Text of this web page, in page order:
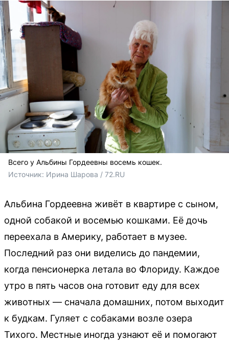
Всего у Альбины Гордеевны восемь кошек.
Источник: Ирина Шарова / 72.RU
Альбина Гордеевна живёт в квартире с сыном,
одной собакой и восемью кошками. Её дочь
переехала в Америку, работает в музее.
Последний раз они виделись до пандемии,
когда пенсионерка летала во Флориду. Каждое
утро в пять часов она готовит еду для всех
животных — сначала домашних, потом выходит
к будкам. Гуляет с собаками возле озера
Тихого. Местные иногда узнают её и помогают